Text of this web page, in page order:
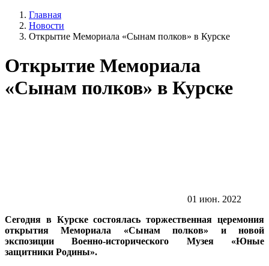
Главная
Новости
Открытие Мемориала «Сынам полков» в Курске
Открытие Мемориала
«Сынам полков» в Курске
01 июн. 2022
Сегодня в Курске состоялась торжественная церемония
открытия Мемориала «Сынам полков» и новой
экспозиции Военно-исторического Музея «Юные
защитники Родины».